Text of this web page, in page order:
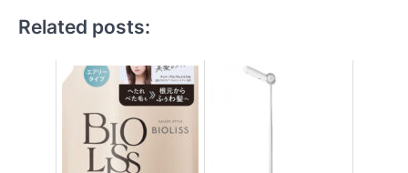
Related posts: